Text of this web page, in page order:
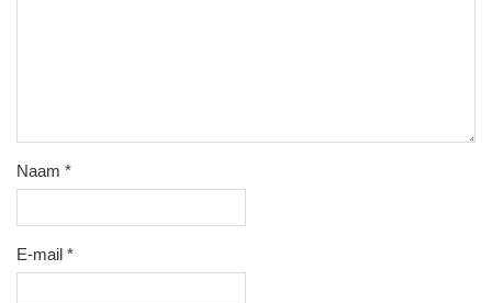
Naam *
E-mail *